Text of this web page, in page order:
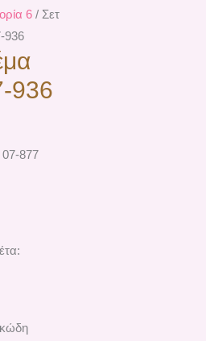
6 / Σετ
936
936
07-877